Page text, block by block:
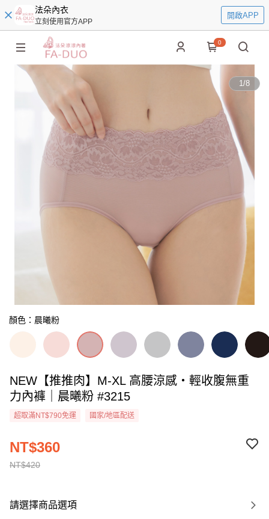
法朵內衣
立刻使用官方APP
開啟APP
0
1/8
顏色：晨曦粉
NEW【推推肉】M-XL 高腰涼感・輕收腹無重
力內褲｜晨曦粉 #3215
超取滿NT$790免運 國家/地區配送
NT$420
NT$360
請選擇商品選項